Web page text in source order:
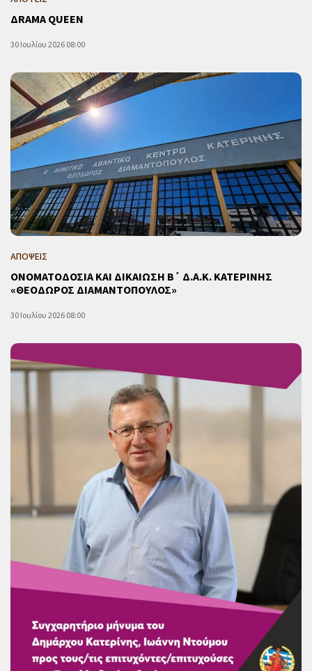
ΔRAMA QUEEN
30 Ιουλίου 2026 08:00
ΑΠΟΨΕΙΣ
ΟΝΟΜΑΤΟΔΟΣΙΑ ΚΑΙ ΔΙΚΑΙΩΣΗ Β΄ Δ.Α.Κ. ΚΑΤΕΡΙΝΗΣ
«ΘΕΟΔΩΡΟΣ ΔΙΑΜΑΝΤΟΠΟΥΛΟΣ»
30 Ιουλίου 2026 08:00